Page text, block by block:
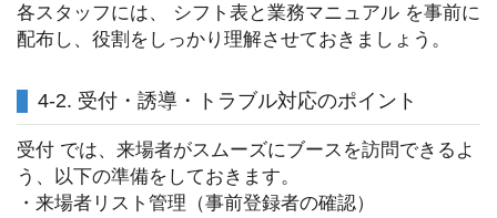
各スタッフには、 シフト表と業務マニュアル を事前に
配布し、役割をしっかり理解させておきましょう。
4-2. 受付・誘導・トラブル対応のポイント
受付 では、来場者がスムーズにブースを訪問できるよ
う、以下の準備をしておきます。
・来場者リスト管理（事前登録者の確認）